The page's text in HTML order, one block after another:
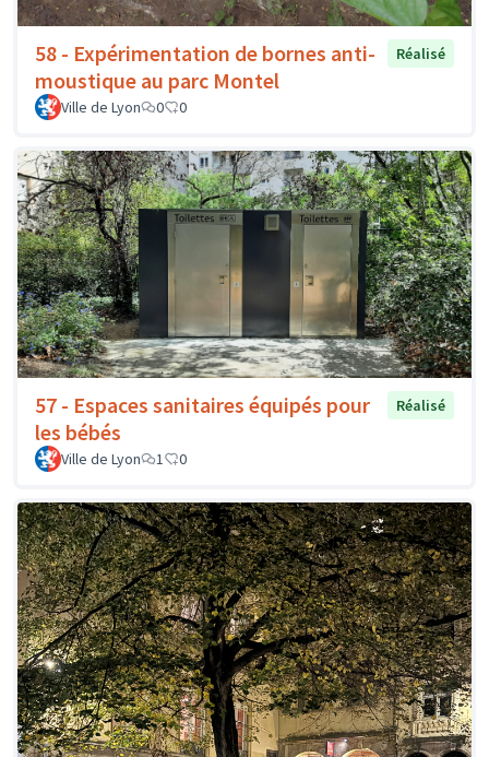
58 - Expérimentation de bornes anti-
moustique au parc Montel
Réalisé
Ville de Lyon 0 0
57 - Espaces sanitaires équipés pour
les bébés
Réalisé
Ville de Lyon 1 0